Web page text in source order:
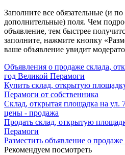
Заполните все обязательные (и
дополнительные) поля. Чем
объявление, тем быстрее
заполните, нажмите кнопку
ваше объявление увидит
Объявления о продаже склада,
год Великой Перамоги
Купить склад, открытую
Перамоги от собственника
Склад, открытая площадка на ул.
цены - продажа
Продать склад, открытую
Перамоги
Разместить объявление о
Рекомендуем посмотреть